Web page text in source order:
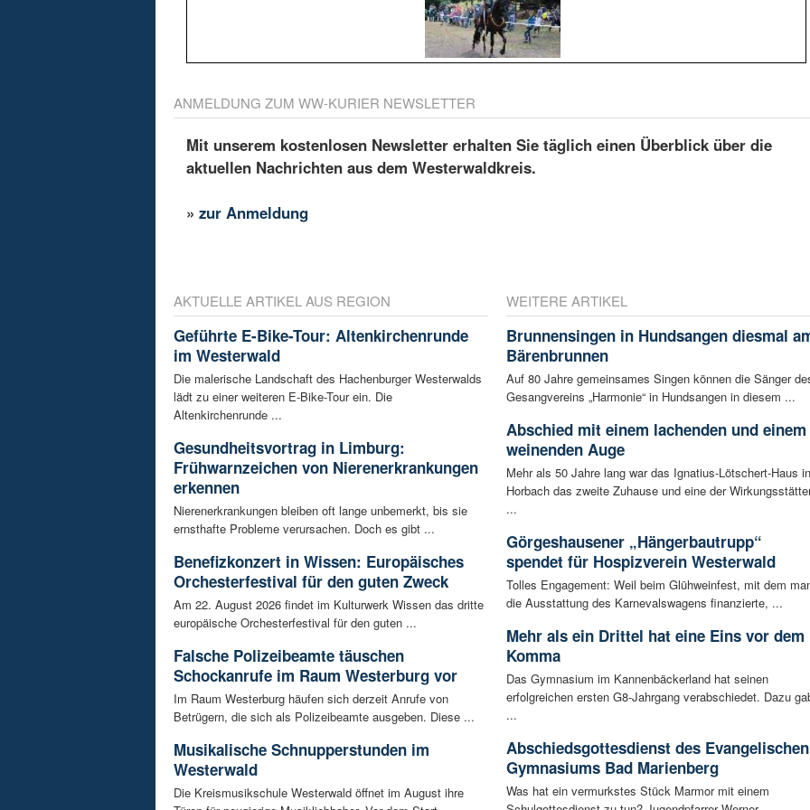
ANMELDUNG ZUM WW-KURIER NEWSLETTER
Mit unserem kostenlosen Newsletter erhalten Sie täglich einen Überblick über die
aktuellen Nachrichten aus dem Westerwaldkreis.
»zur Anmeldung
AKTUELLE ARTIKEL AUS REGION
Geführte E-Bike-Tour: Altenkirchenrunde
im Westerwald
Die malerische Landschaft des Hachenburger Westerwalds
lädt zu einer weiteren E-Bike-Tour ein. Die
Altenkirchenrunde ...
Gesundheitsvortrag in Limburg:
Frühwarnzeichen von Nierenerkrankungen
erkennen
Nierenerkrankungen bleiben oft lange unbemerkt, bis sie
ernsthafte Probleme verursachen. Doch es gibt ...
Benefizkonzert in Wissen: Europäisches
Orchesterfestival für den guten Zweck
Am 22. August 2026 findet im Kulturwerk Wissen das dritte
europäische Orchesterfestival für den guten ...
Falsche Polizeibeamte täuschen
Schockanrufe im Raum Westerburg vor
Im Raum Westerburg häufen sich derzeit Anrufe von
Betrügern, die sich als Polizeibeamte ausgeben. Diese ...
Musikalische Schnupperstunden im
Westerwald
Die Kreismusikschule Westerwald öffnet im August ihre
WEITERE ARTIKEL
Brunnensingen in Hundsangen diesmal
Bärenbrunnen
Auf 80 Jahre gemeinsames Singen können die Sänger
Gesangvereins „Harmonie“ in Hundsangen in diesem ...
Abschied mit einem lachenden und einem
weinenden Auge
Mehr als 50 Jahre lang war das Ignatius-Lötschert-Haus in
Horbach das zweite Zuhause und eine der
...
Görgeshausener „Hängerbautrupp“
spendet für Hospizverein Westerwald
Tolles Engagement: Weil beim Glühweinfest, mit dem
die Ausstattung des Karnevalswagens finanzierte, ...
Mehr als ein Drittel hat eine Eins vor dem
Komma
Das Gymnasium im Kannenbäckerland hat seinen
erfolgreichen ersten G8-Jahrgang verabschiedet. Dazu
...
Abschiedsgottesdienst des Evangelischen
Gymnasiums Bad Marienberg
Was hat ein vermurkstes Stück Marmor mit einem